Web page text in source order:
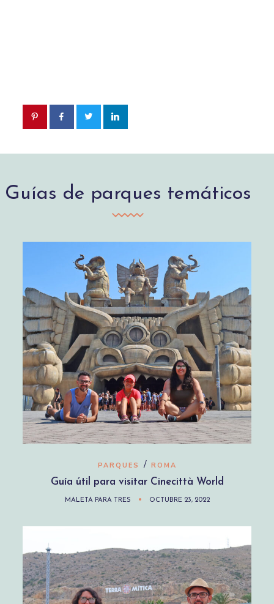
Guías de parques temáticos
PARQUES / ROMA
Guía útil para visitar Cinecittà World
MALETA PARA TRES OCTUBRE 23, 2022